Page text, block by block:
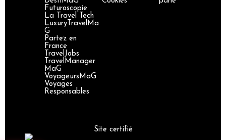
Futuroscopie
La Travel Tech
LuxuryTravelMa
G
Partez en
France
TravelJobs
TravelManager
MaG
VoyageursMaG
Voyages
Responsables
Site certifié